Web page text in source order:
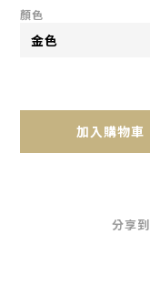
顏色
加入購物車
分享到